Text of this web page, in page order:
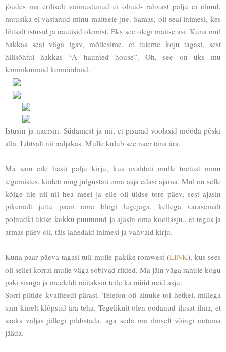
jõudes ma eriliselt vaimustunud ei olnud- rahvast palju ei olnud,
muusika ei vastanud minu maitsele jne. Samas, oli seal inimesi, kes
lihtsalt istusid ja nautisid olemist. Eks see olegi maitse asi. Kuna mul
hakkas seal väga igav, mõtlesime, et tuleme koju tagasi, sest
hilisõhtul hakkas “A haunted house”. Oh, see on üks mu
lemmikumaid komöödiaid.
Istusin ja naersin. Südamest ja nii, et pisarad voolasid mööda põski
alla. Lihtsalt nii naljakas. Mulle kulub see naer täna ära.
Ma sain eile hästi palju kirju, kus avaldati mulle toetust minu
tegemistes, kiideti ning julgustati oma asja edasi ajama. Mul on selle
kõige üle nii nii hea meel ja eile oli üldse tore päev, sest ajasin
pikemalt juttu paari oma blogi lugejaga, kellega varasemalt
polnudki üldse kokku puutunud ja ajasin oma kooliasju.. et tegus ja
armas päev oli, täis lahedaid inimesi ja vahvaid kirju.
Kuna paar päeva tagasi tuli mulle pakike romwest (LINK), kus sees
oli sellel korral mulle väga sobivad riided. Ma jäin väga rahule kogu
paki sisuga ja meeleldi näitaksin teile ka nüüd neid asju.
Sorri piltide kvaliteedi pärast. Telefon oli ainuke tol hetkel, millega
sain kiirelt klõpsud ära teha. Tegelikult olen oodanud ilusat ilma, et
saaks väljas jällegi pildistada, aga seda ma ilmselt võingi ootama
jääda.